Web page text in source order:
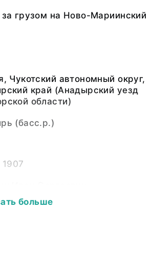
грузом на Ново-Мариинский
Чукотский автономный округ,
край (Анадырский уезд
области)
(басс.р.)
Иван Сергеевич
больше